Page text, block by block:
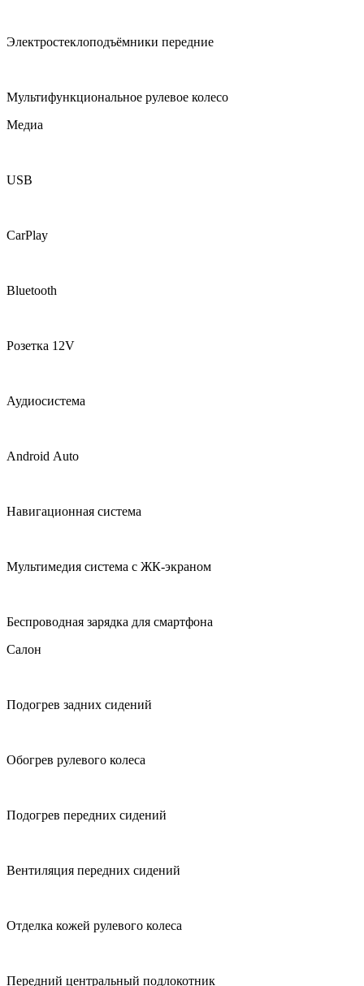
Электростеклоподъёмники передние
Мультифункциональное рулевое колесо
Медиа
USB
CarPlay
Bluetooth
Розетка 12V
Аудиосистема
Android Auto
Навигационная система
Мультимедия система с ЖК‑экраном
Беспроводная зарядка для смартфона
Салон
Подогрев задних сидений
Обогрев рулевого колеса
Подогрев передних сидений
Вентиляция передних сидений
Отделка кожей рулевого колеса
Передний центральный подлокотник